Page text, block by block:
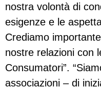
nostra volontà di
esigenze e le
Crediamo
nostre relazioni con
Consumatori”.
associazioni – di